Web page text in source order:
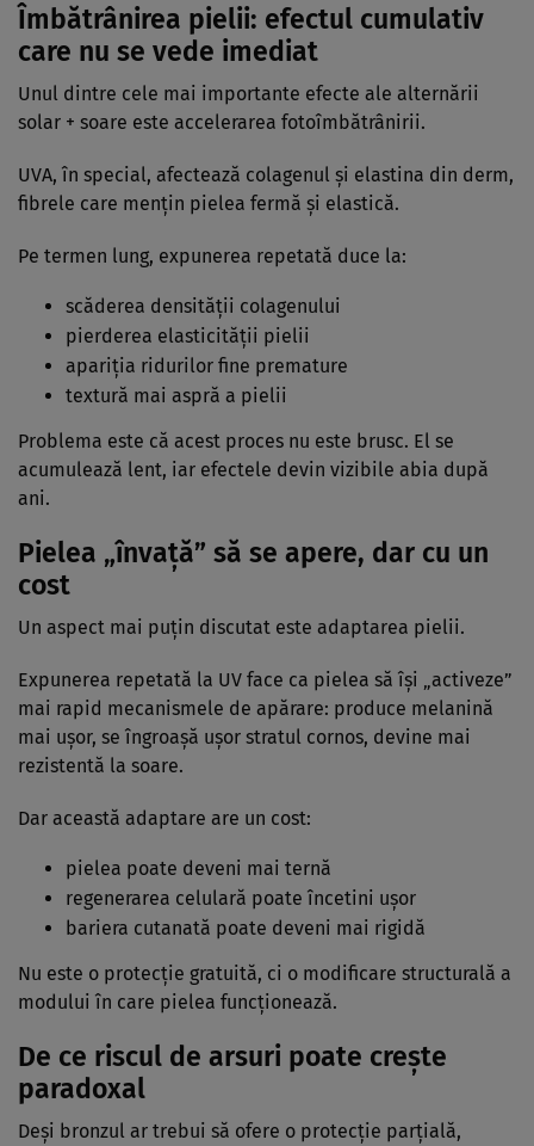
Îmbătrânirea pielii: efectul cumulativ
care nu se vede imediat
Unul dintre cele mai importante efecte ale alternării
solar + soare este accelerarea fotoîmbătrânirii.
UVA, în special, afectează colagenul și elastina din derm,
fibrele care mențin pielea fermă și elastică.
Pe termen lung, expunerea repetată duce la:
scăderea densității colagenului
pierderea elasticității pielii
apariția ridurilor fine premature
textură mai aspră a pielii
Problema este că acest proces nu este brusc. El se
acumulează lent, iar efectele devin vizibile abia după
ani.
Pielea „învață” să se apere, dar cu un
cost
Un aspect mai puțin discutat este adaptarea pielii.
Expunerea repetată la UV face ca pielea să își „activeze”
mai rapid mecanismele de apărare: produce melanină
mai ușor, se îngroașă ușor stratul cornos, devine mai
rezistentă la soare.
Dar această adaptare are un cost:
pielea poate deveni mai ternă
regenerarea celulară poate încetini ușor
bariera cutanată poate deveni mai rigidă
Nu este o protecție gratuită, ci o modificare structurală a
modului în care pielea funcționează.
De ce riscul de arsuri poate crește
paradoxal
Deși bronzul ar trebui să ofere o protecție parțială,